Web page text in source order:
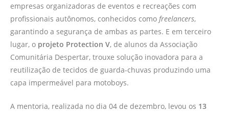
empresas organizadoras de eventos e recreações com
profissionais autônomos, conhecidos como freelancers,
garantindo a segurança de ambas as partes. E em terceiro
lugar, o projeto Protection V, de alunos da Associação
Comunitária Despertar, trouxe solução inovadora para a
reutilização de tecidos de guarda-chuvas produzindo uma
capa impermeável para motoboys.
A mentoria, realizada no dia 04 de dezembro, levou os 13